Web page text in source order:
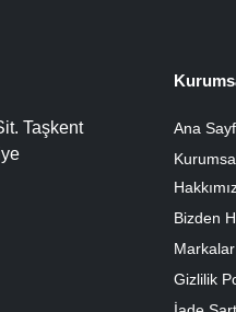
Taşkent
Ana
Bizden
Markalar
Gizlilik